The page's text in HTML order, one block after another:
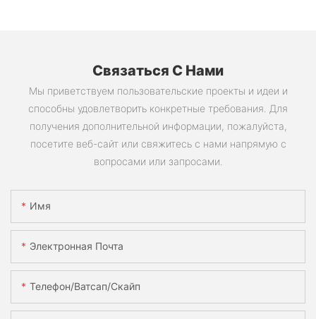
Связаться С Нами
Мы приветствуем пользовательские проекты и идеи и
способны удовлетворить конкретные требования. Для
получения дополнительной информации, пожалуйста,
посетите веб-сайт или свяжитесь с нами напрямую с
вопросами или запросами.
Имя
Электронная Почта
Телефон/ватсап/скайп